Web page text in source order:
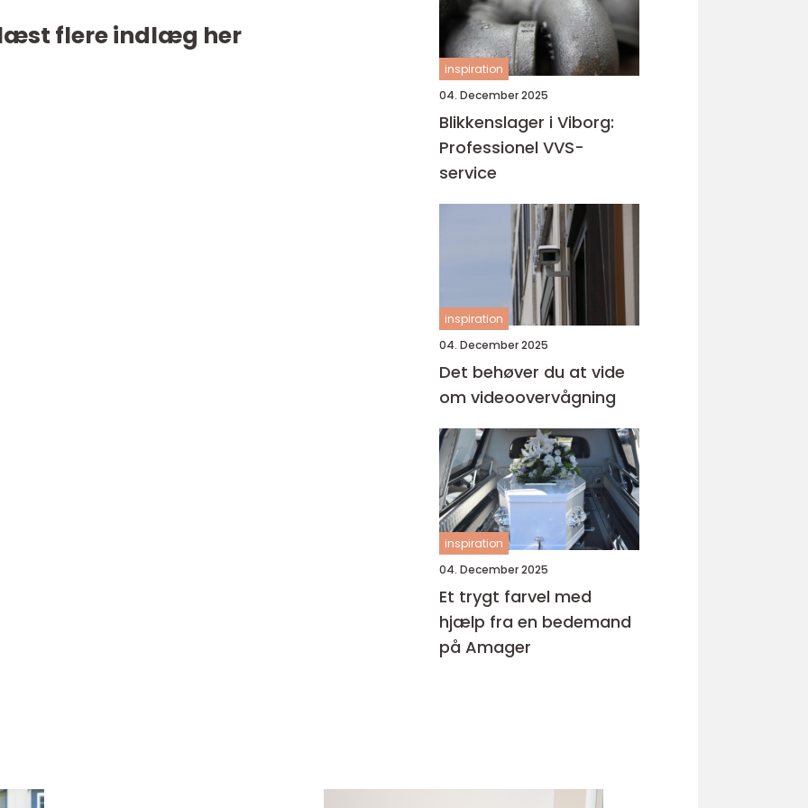
flere indlæg her
inspiration
04. December 2025
Blikkenslager i Viborg:
Professionel VVS-
service
inspiration
04. December 2025
Det behøver du at vide
om videoovervågning
inspiration
04. December 2025
Et trygt farvel med
hjælp fra en bedemand
på Amager